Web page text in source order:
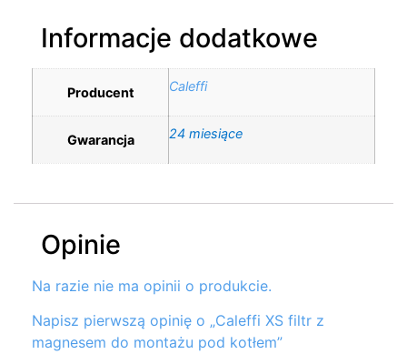
Informacje dodatkowe
Producent Caleffi
Gwarancja 24 miesiące
Opinie
Na razie nie ma opinii o produkcie.
Napisz pierwszą opinię o „Caleffi XS filtr z
magnesem do montażu pod kotłem”